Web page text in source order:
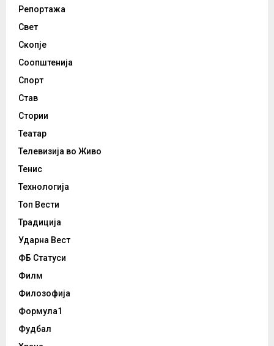
Репортажа
Свет
Скопје
Соопштенија
Спорт
Став
Стории
Театар
Телевизија во Живо
Тенис
Технологија
Топ Вести
Традиција
Ударна Вест
ФБ Статуси
Филм
Филозофија
Формула1
Фудбал